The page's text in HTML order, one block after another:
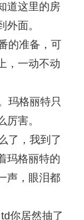
道这里的房
面。
的准备，可
，一动不动
玛格丽特只
害。
了，我到了
玛格丽特的
声，眼泪都
你居然抽了